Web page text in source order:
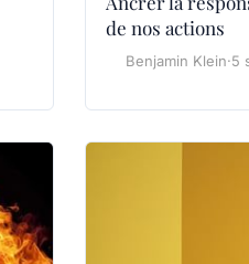
de nos actions
Benjamin Klein·5